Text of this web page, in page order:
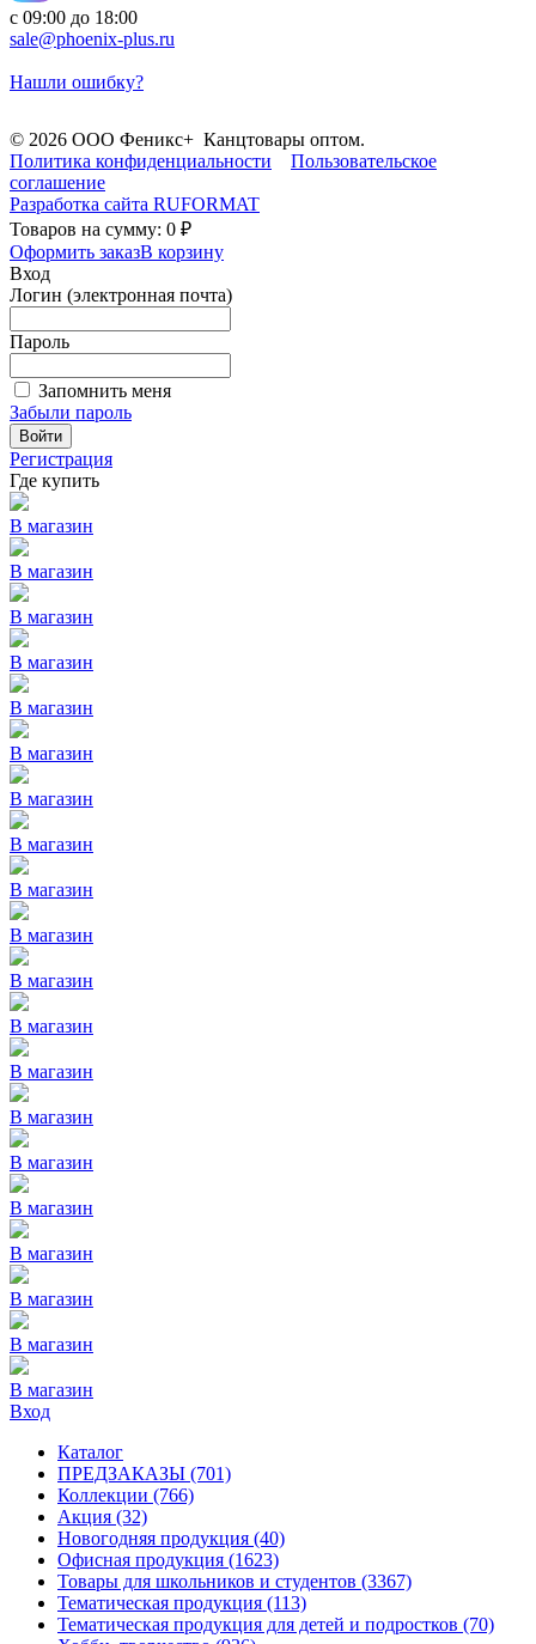
с 09:00 до 18:00
sale@phoenix-plus.ru
Нашли ошибку?
© 2026 ООО Феникс+ Канцтовары оптом.
Политика конфиденциальности
Пользовательское
соглашение
Разработка сайта RUFORMAT
Товаров на сумму: 0 ₽
Оформить заказВ корзину
Вход
Логин (электронная почта)
Пароль
Запомнить меня
Забыли пароль
Войти
Регистрация
Где купить
В магазин
В магазин
В магазин
В магазин
В магазин
В магазин
В магазин
В магазин
В магазин
В магазин
В магазин
В магазин
В магазин
В магазин
В магазин
В магазин
В магазин
В магазин
В магазин
В магазин
Вход
Каталог
ПРЕДЗАКАЗЫ (701)
Коллекции (766)
Акция (32)
Новогодняя продукция (40)
Офисная продукция (1623)
Товары для школьников и студентов (3367)
Тематическая продукция (113)
Тематическая продукция для детей и подростков (70)